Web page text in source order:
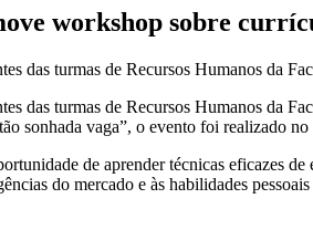
workshop sobre
das turmas de Recursos Humanos da
das turmas de Recursos Humanos da
sonhada vaga”, o evento foi realizado
de aprender técnicas eficazes
do mercado e às habilidades